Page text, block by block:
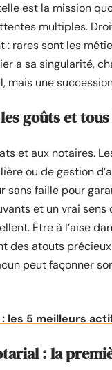
est la mission
multiples.
: rares sont les
a sa singularité,
mais une
goûts et
et aux notaires.
ou de gestion
sans faille pour
et un vrai
Être à l’aise
atouts
peut façonner
les 5 meilleurs
: la